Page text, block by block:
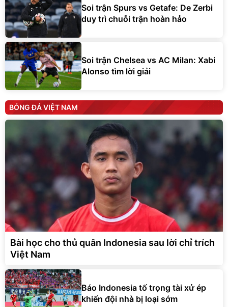
Soi trận Spurs vs Getafe: De Zerbi
duy trì chuỗi trận hoàn hảo
Soi trận Chelsea vs AC Milan: Xabi
Alonso tìm lời giải
BÓNG ĐÁ VIỆT NAM
Bài học cho thủ quân Indonesia sau lời chỉ trích
Việt Nam
Báo Indonesia tố trọng tài xử ép
khiến đội nhà bị loại sớm